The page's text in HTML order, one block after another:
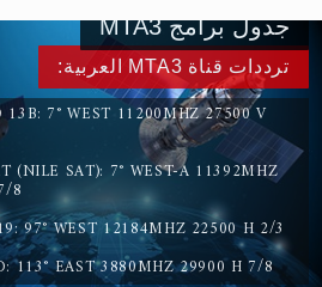
القرآن قاضٍ وحكمٌ على
ومهيمنٌ عليها.. ليس
ترددات قناة MTA3 العربية:
13B: 7° WEST 11200MHZ 27500 V
(NILE SAT): 7° WEST-A 11392MHZ
8
97° WEST 12184MHZ 22500 H 2/3
113° EAST 3880MHZ 29900 H 7/8
جدول برامج MTA3